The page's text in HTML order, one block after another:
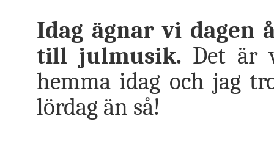
Idag ägnar vi dagen
till julmusik. Det är
hemma idag och jag
lördag än så!